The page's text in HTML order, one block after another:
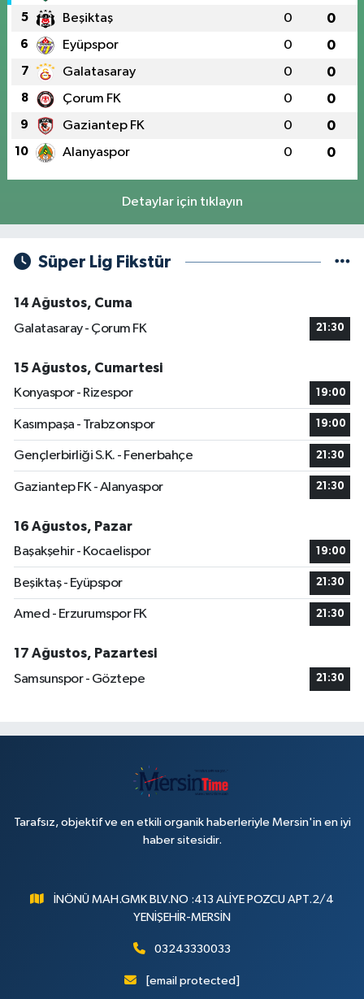
5 Beşiktaş 0 0
6 Eyüpspor 0 0
7 Galatasaray 0 0
8 Çorum FK 0 0
9 Gaziantep FK 0 0
10 Alanyaspor 0 0
Detaylar için tıklayın
Süper Lig Fikstür
14 Ağustos, Cuma
Galatasaray - Çorum FK
21:30
15 Ağustos, Cumartesi
Konyaspor - Rizespor
19:00
Kasımpaşa - Trabzonspor 19:00
Gençlerbirliği S.K. - Fenerbahçe 21:30
Gaziantep FK - Alanyaspor 21:30
16 Ağustos, Pazar
Başakşehir - Kocaelispor
19:00
Beşiktaş - Eyüpspor 21:30
Amed - Erzurumspor FK 21:30
17 Ağustos, Pazartesi
Samsunspor - Göztepe
21:30
Tarafsız, objektif ve en etkili organik haberleriyle Mersin'in en iyi
haber sitesidir.
İNÖNÜ MAH.GMK BLV.NO :413 ALİYE POZCU APT.2/4
YENİŞEHİR-MERSİN
03243330033
[email protected]